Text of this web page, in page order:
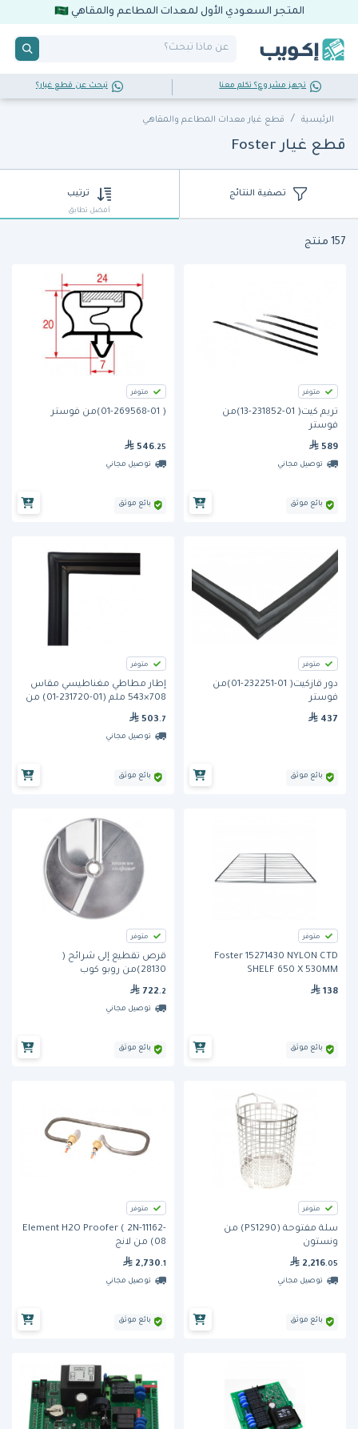
المتجر السعودي الأول لمعدات المطاعم والمقاهي
تجهز مشروع؟ تكلم معنا تبحث عن قطع غيار؟
الرئيسية قطع غيار معدات المطاعم والمقاهي
قطع غيار Foster
تصفية النتائج ترتيب
أفضل تطابق
157 منتج
متوفر
تريم كيت( 01-231852-13)من
فوستر
589
توصيل مجاني
بائع موثق
متوفر
( 01-269568-01)من فوستر
546.25
توصيل مجاني
بائع موثق
متوفر
دور قازكيت( 01-232251-01)من
فوستر
437
بائع موثق
متوفر
إطار مطاطي مغناطيسي مقاس
708×543 ملم (01-231720-01) من
503 .7
توصيل مجاني
بائع موثق
متوفر
Foster 15271430 NYLON CTD
SHELF 650 X 530MM
138
بائع موثق
متوفر
قرص تقطيع إلى شرائح (
28130)من روبو كوب
722 .2
توصيل مجاني
بائع موثق
متوفر
سلة مفتوحة (PS1290) من
ونستون
2,216.05
توصيل مجاني
بائع موثق
متوفر
Element H2O Proofer ( 2N-11162-
08) من لانج
2,730 .1
توصيل مجاني
بائع موثق